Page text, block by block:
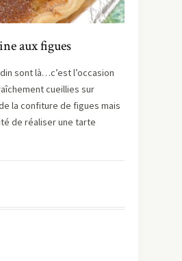
aux figues
sont là…c’est l’occasion
cueillies sur
la confiture de figues mais
de réaliser une tarte